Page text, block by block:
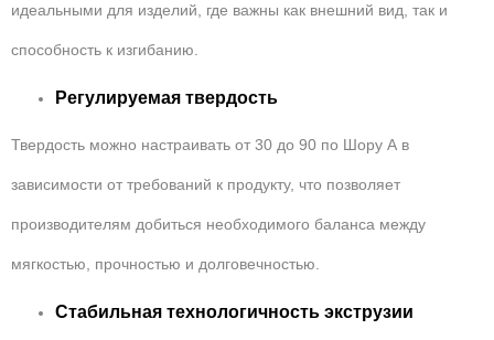
идеальными для изделий, где важны как внешний вид, так и
способность к изгибанию.
Регулируемая твердость
Твердость можно настраивать от 30 до 90 по Шору А в
зависимости от требований к продукту, что позволяет
производителям добиться необходимого баланса между
мягкостью, прочностью и долговечностью.
Стабильная технологичность экструзии